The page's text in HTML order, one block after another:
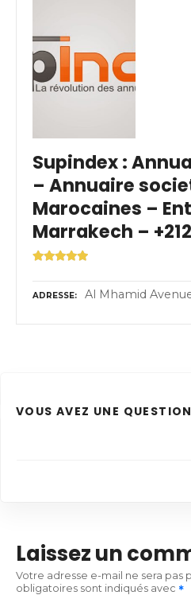
Supindex :
– Annuaire
Marocaines –
Marrakech –
ADRESSE Al Mhamid
VOUS AVEZ UNE
Laissez un
Votre adresse e-mail ne sera pas
obligatoires sont indiqués avec